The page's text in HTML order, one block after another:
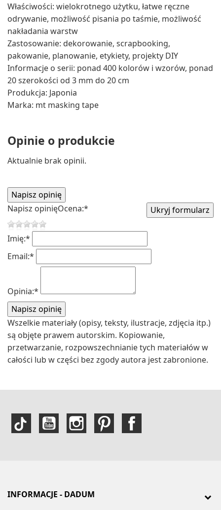
Właściwości: wielokrotnego użytku, łatwe ręczne
odrywanie, możliwość pisania po taśmie, możliwość
nakładania warstw
Zastosowanie: dekorowanie, scrapbooking,
pakowanie, planowanie, etykiety, projekty DIY
Informacje o serii: ponad 400 kolorów i wzorów, ponad
20 szerokości od 3 mm do 20 cm
Produkcja: Japonia
Marka: mt masking tape
Opinie o produkcie
Aktualnie brak opinii.
Napisz opinięOcena:*
Imię:*
Email:*
Opinia:*
Wszelkie materiały (opisy, teksty, ilustracje, zdjęcia itp.)
są objęte prawem autorskim. Kopiowanie,
przetwarzanie, rozpowszechnianie tych materiałów w
całości lub w części bez zgody autora jest zabronione.
INFORMACJE - DADUM